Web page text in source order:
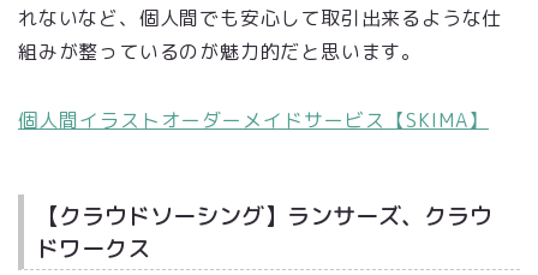
れないなど、個人間でも安心して取引出来るような仕
組みが整っているのが魅力的だと思います。
個人間イラストオーダーメイドサービス【SKIMA】
【クラウドソーシング】ランサーズ、クラウ
ドワークス